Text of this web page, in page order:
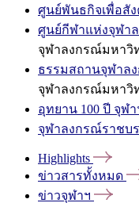
ศูนย์พันธกิจเพื่อสั
ศูนย์กีฬาแห่งจุฬา
จุฬาลงกรณ์มหาวิ
ธรรมสถานจุฬาล
จุฬาลงกรณ์มหาวิ
อุทยาน 100 ปี จุฬา
จุฬาลงกรณ์ราชบ
Highlights
ข่าวสารทั้งหมด
ข่าวจุฬาฯ